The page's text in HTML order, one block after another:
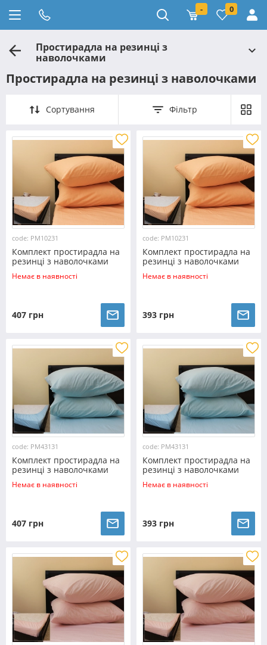
- 0
Простирадла на резинці з
наволочками
Простирадла на резинці з наволочками
Сортування Фільтр
code: PM10231
Комплект простирадла на
резинці з наволочками
(180*200*25) персик
Немає в наявності
407 грн
code: PM10231
Комплект простирадла на
резинці з наволочками
(160*200*25) персик
Немає в наявності
393 грн
code: PM43131
Комплект простирадла на
резинці з наволочками
(180*200*25) світло-
блакитний
Немає в наявності
407 грн
code: PM43131
Комплект простирадла на
резинці з наволочками
(160*200*25) світло-
блакитний
Немає в наявності
393 грн